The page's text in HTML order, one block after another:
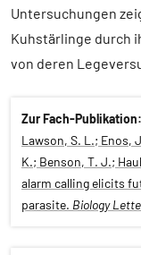
Untersuchungen
Kuhstärlinge durch
von deren
Zur Fach-Publikation:
Lawson, S. L.; Enos,
K.; Benson, T. J.;
alarm calling elicits
parasite. Biology